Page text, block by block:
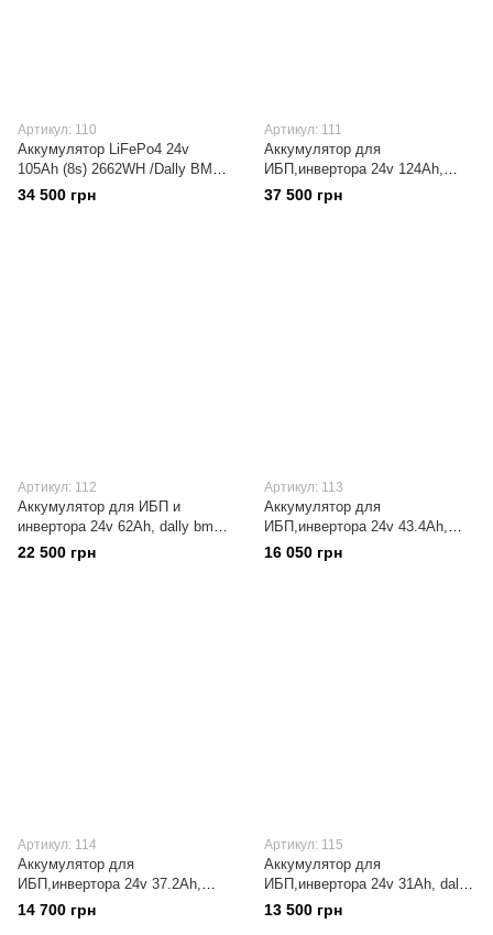
Артикул: 110
Аккумулятор LiFePo4 24v
105Ah (8s) 2662WH /Dally BMS
80A / 6500 Циклов
34 500 грн
Артикул: 111
Аккумулятор для
ИБП,инвертора 24v 124Ah,
JiKong smart bms150a
37 500 грн
Артикул: 112
Аккумулятор для ИБП и
инвертора 24v 62Ah, dally bms
40a
22 500 грн
Артикул: 113
Аккумулятор для
ИБП,инвертора 24v 43.4Ah,
dally bms 40a
16 050 грн
Артикул: 114
Аккумулятор для
ИБП,инвертора 24v 37.2Ah,
dally bms 40a
14 700 грн
Артикул: 115
Аккумулятор для
ИБП,инвертора 24v 31Ah, dally
bms 40a
13 500 грн